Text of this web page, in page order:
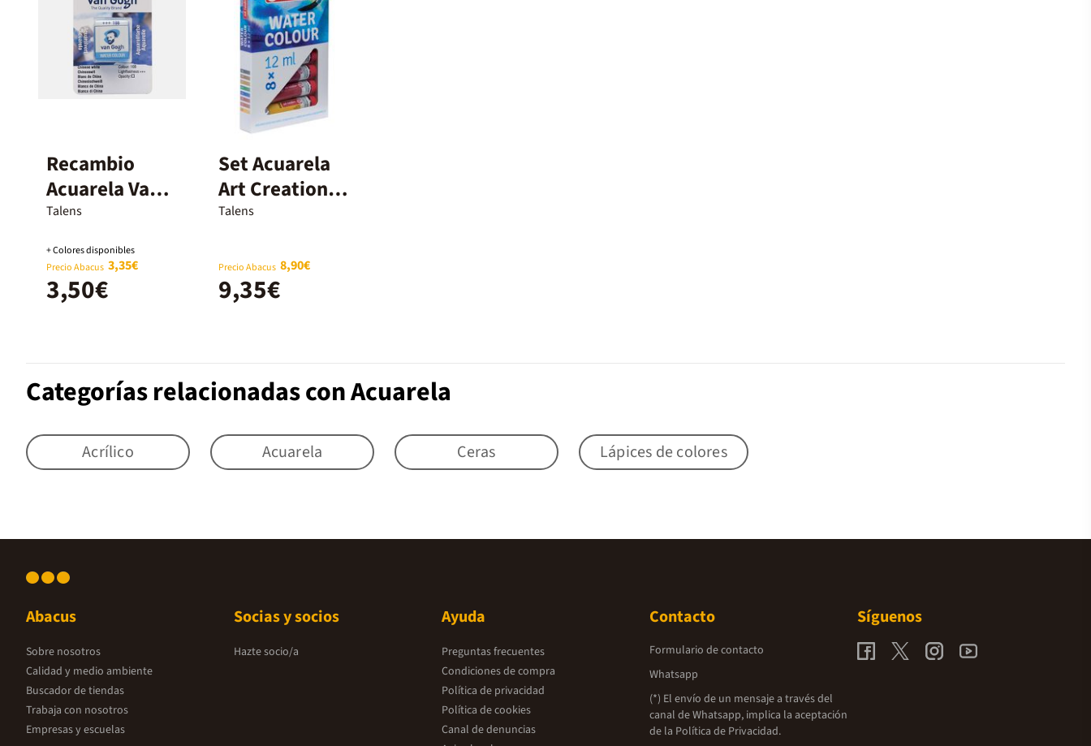
Recambio
Acuarela Van
Gogh blanco
Talens
+ Colores disponibles
Precio Abacus 3,35€
3,50€
Set Acuarela
Art Creation 8
colores 12ml
Talens
Precio Abacus 8,90€
9,35€
Categorías relacionadas con Acuarela
Acrílico Acuarela Ceras Lápices de colores
Abacus
Sobre nosotros
Calidad y medio ambiente
Buscador de tiendas
Trabaja con nosotros
Empresas y escuelas
Socias y socios
Hazte socio/a
Ayuda
Preguntas frecuentes
Condiciones de compra
Política de privacidad
Política de cookies
Canal de denuncias
Contacto
Formulario de contacto
Whatsapp
(*) El envío de un mensaje a través del
canal de Whatsapp, implica la aceptación
de la Política de Privacidad.
Síguenos